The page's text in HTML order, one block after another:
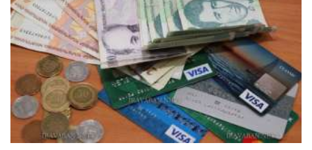
Որքան ժամանակ է պահպանվում վարկային
«վատ» պատմությունը